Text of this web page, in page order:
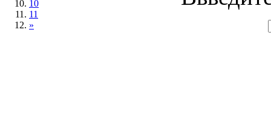
10
11
»